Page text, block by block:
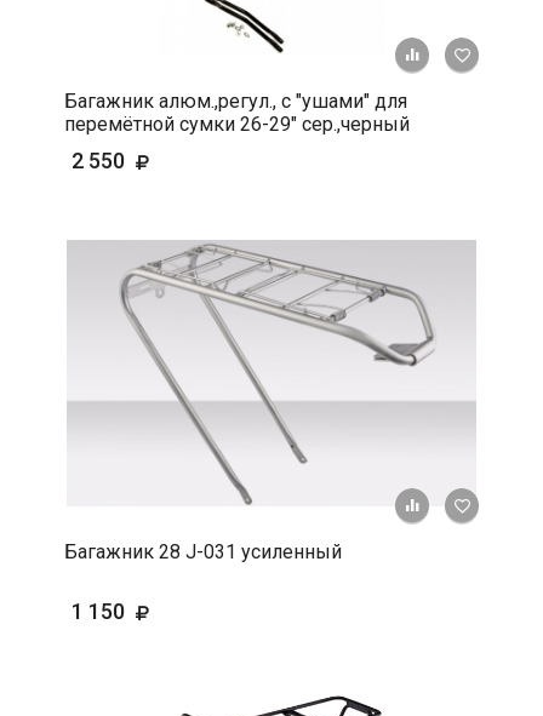
+ К
Багажник алюм.,регул., с "ушами" для
перемётной сумки 26-29" сер.,черный
2 550
+ К
Багажник 28 J-031 усиленный
1 150